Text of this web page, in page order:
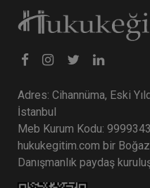
Adres: Cihannüma, Eski
İstanbul
Meb Kurum Kodu:
hukukegitim.com bir
Danışmanlık paydaş